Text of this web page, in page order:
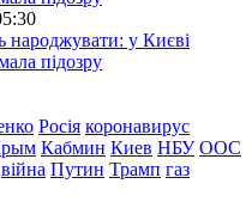
народжувати: у Києві
підозру
Росія коронавирус
Кабмин Киев НБУ ООС
війна Путин Трамп газ